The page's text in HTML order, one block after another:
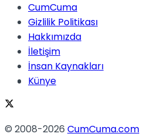
Sinema
CumCuma
Gizlilik Politikası
Hakkımızda
İletişim
İnsan Kaynakları
Künye
© 2008-2026 CumCuma.com